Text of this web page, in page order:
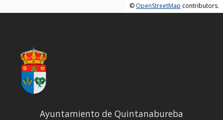
© OpenStreetMap contributors.
Ayuntamiento de Quintanabureba